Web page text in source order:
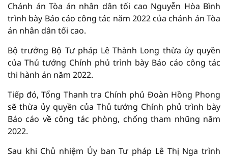
Chánh án Tòa án nhân dân tối cao Nguyễn Hòa Bình
trình bày Báo cáo công tác năm 2022 của chánh án Tòa
án nhân dân tối cao.
Bộ trưởng Bộ Tư pháp Lê Thành Long thừa ủy quyền
của Thủ tướng Chính phủ trình bày Báo cáo công tác
thi hành án năm 2022.
Tiếp đó, Tổng Thanh tra Chính phủ Đoàn Hồng Phong
sẽ thừa ủy quyền của Thủ tướng Chính phủ trình bày
Báo cáo về công tác phòng, chống tham nhũng năm
2022.
Sau khi Chủ nhiệm Ủy ban Tư pháp Lê Thị Nga trình